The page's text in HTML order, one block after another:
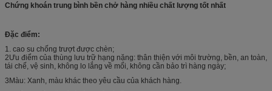
Chứng khoán trung bình bền chở hàng nhiều chất lượng tốt nhất
Đặc điểm:
1. cao su chống trượt được chèn;
2Ưu điểm của thùng lưu trữ hạng nặng: thân thiện với môi trường, bền, an toàn,
tái chế, vệ sinh, không lo lắng về mối, không cần bảo trì hàng ngày;
3Màu: Xanh, màu khác theo yêu cầu của khách hàng.